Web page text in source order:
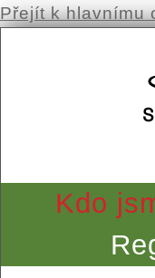
Přejít k hlavnímu
Kdo